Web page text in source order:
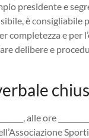
presidente e
è consigliabile
completezza e per
delibere e
alle ore